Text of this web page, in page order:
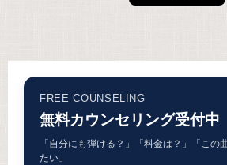
FREE COUNSELING
無料カウンセリング受付中
「自分にも弾ける？」「料金は？」「この
たい」